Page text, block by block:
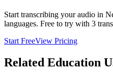
Start transcribing your audio in
languages. Free to try with 3
Start FreeView Pricing
Related Education